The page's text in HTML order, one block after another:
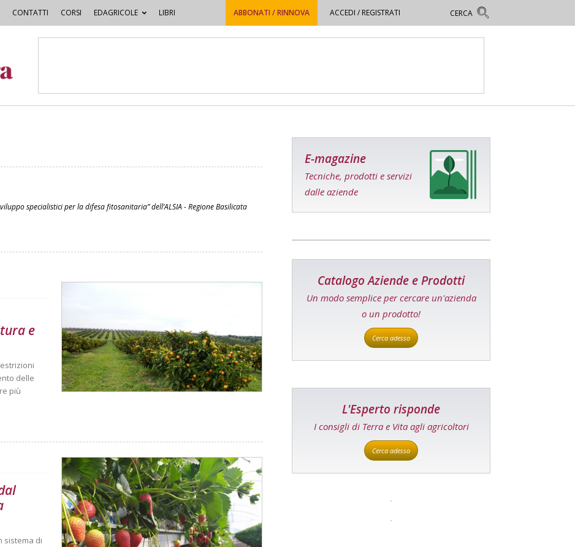
CONTATTI CORSI EDAGRICOLE LIBRI ABBONATI / RINNOVA ACCEDI / REGISTRATI
specialistici per la difesa fitosanitaria” dell’ALSIA - Regione Basilicata
e
delle
più
sistema di
E-magazine
Tecniche, prodotti e servizi
dalle aziende
Catalogo Aziende e Prodotti
Un modo semplice per cercare un'azienda
o un prodotto!
Cerca adesso
L'Esperto risponde
I consigli di Terra e Vita agli agricoltori
Cerca adesso